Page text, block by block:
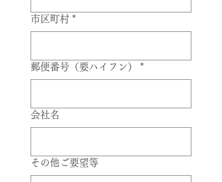
市区町村 *
郵便番号（要ハイフン） *
会社名
その他ご要望等